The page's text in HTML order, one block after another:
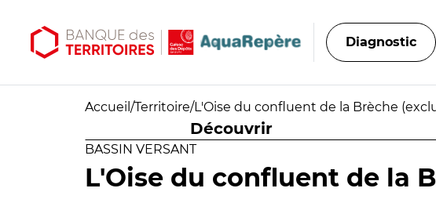
Diagnostic
Accueil /Territoire/L'Oise du confluent de la Brèche
Découvrir
BASSIN VERSANT
L'Oise du confluent de la